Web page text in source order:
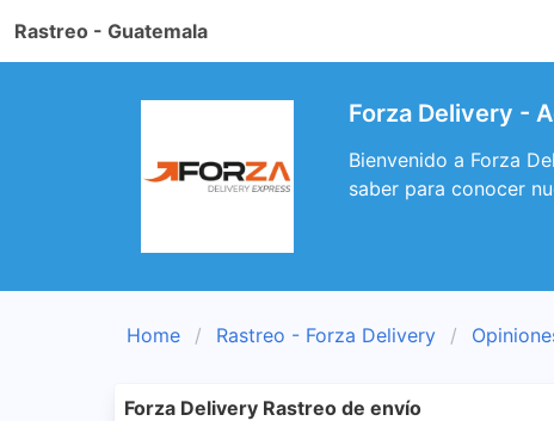
Rastreo - Guatemala
Forza Delivery -
Bienvenido a Forza
saber para conocer
Home Rastreo - Forza Delivery
Forza Delivery Rastreo de envío